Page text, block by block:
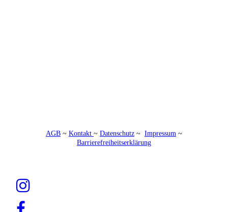
AGB ~ Kontakt ~ Datenschutz ~ Impressum ~
Barrierefreiheitserklärung